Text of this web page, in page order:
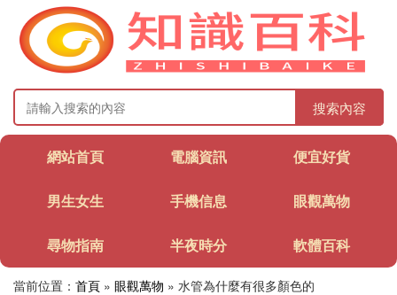
搜索內容
網站首頁 電腦資訊 便宜好貨
男生女生 手機信息 眼觀萬物
尋物指南 半夜時分 軟體百科
當前位置： 首頁 » 眼觀萬物 » 水管為什麼有很多顏色的